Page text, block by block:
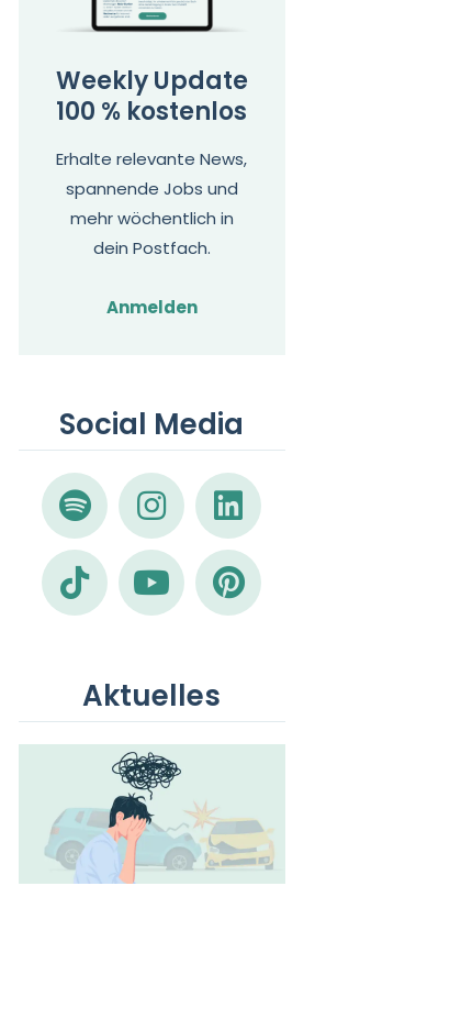
Weekly Update
100 % kostenlos
Erhalte relevante News,
spannende Jobs und
mehr wöchentlich in
dein Postfach.
Anmelden
Social Media
Aktuelles